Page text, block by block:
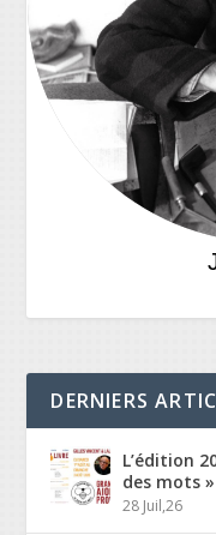
DERNIERS
L’édition
des mots
28 Juil,26